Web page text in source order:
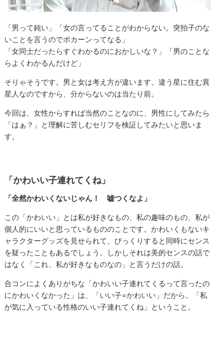
「男って鈍い」「女の言ってることがわからない。突拍子のな
いことを言うのでポカーンってなる」
「女同士だったらすぐわかるのにおかしいな？」「男のことな
らよくわかるんだけど」
そりゃそうです。男と女は考え方が違います。違う星に住む異
星人なのですから、分からないのは当たり前。
今回は、女性からすれば当然のことなのに、男性にしてみたら
「はぁ？」と理解に苦しむセリフを検証してみたいと思いま
す。
「かわいい子連れてくね」
「全然かわいくないじゃん！ 嘘つくなよ」
この「かわいい」とは私が好きなもの、私の趣味のもの、私が
個人的にいいと思っているもののことです。かわいくもないキ
ャラクターグッズを見せられて、びっくりすると同時にセンス
を疑ったこともあるでしょう。しかしそれは美的センスの話で
はなく「これ、私が好きなものなの」と言うだけの話。
合コンによくありがちな「かわいい子連れてくるって言ったの
にかわいくなかった」は、「いい子=かわいい」だから。「私
が気に入っている性格のいい子連れてくね」ということ。